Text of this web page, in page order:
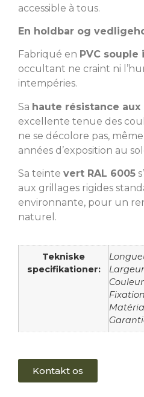
accessible à tous.
En holdbar og
Fabriqué en PVC
occultant ne craint ni
intempéries.
Sa haute résistance aux
excellente tenue des
ne se décolore pas,
années d’exposition au
Sa teinte vert RAL 6005
aux grillages rigides
environnante, pour un
naturel.
Tekniske
specifikationer:
Kontakt os